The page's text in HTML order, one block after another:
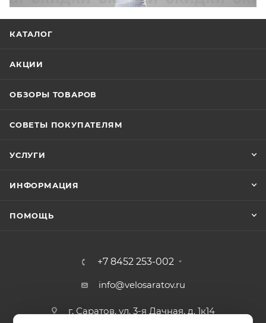
КАТАЛОГ
АКЦИИ
ОБЗОРЫ ТОВАРОВ
СОВЕТЫ ПОКУПАТЕЛЯМ
УСЛУГИ
ИНФОРМАЦИЯ
ПОМОЩЬ
+7 8452 253-002
info@velosaratov.ru
г. Саратов, ул. 3-я Дачная, д. 1к14